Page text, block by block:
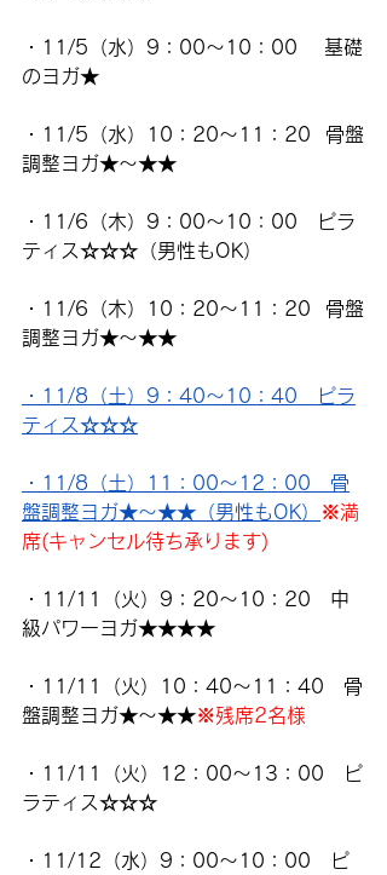
・11/5（水）9：00～10：00　 基礎
のヨガ★
・11/5（水）10：20～11：20  骨盤
調整ヨガ★～★★
・11/6（木）9：00～10：00　ピラ
ティス☆☆☆（男性もOK）
・11/6（木）10：20～11：20  骨盤
調整ヨガ★～★★
・11/8（土）9：40～10：40　ピラ
ティス☆☆☆
・11/8（土）11：00～12：00　骨
盤調整ヨガ★～★★（男性もOK）
※満
席(キャンセル待ち承ります)
・11/11（火）9：20～10：20　中
級パワーヨガ★★★★
・11/11（火）10：40～11：40　骨
盤調整ヨガ★～★★※残席2名様
・11/11（火）12：00～13：00　ピ
ラティス☆☆☆
・11/12（水）9：00～10：00　ピ